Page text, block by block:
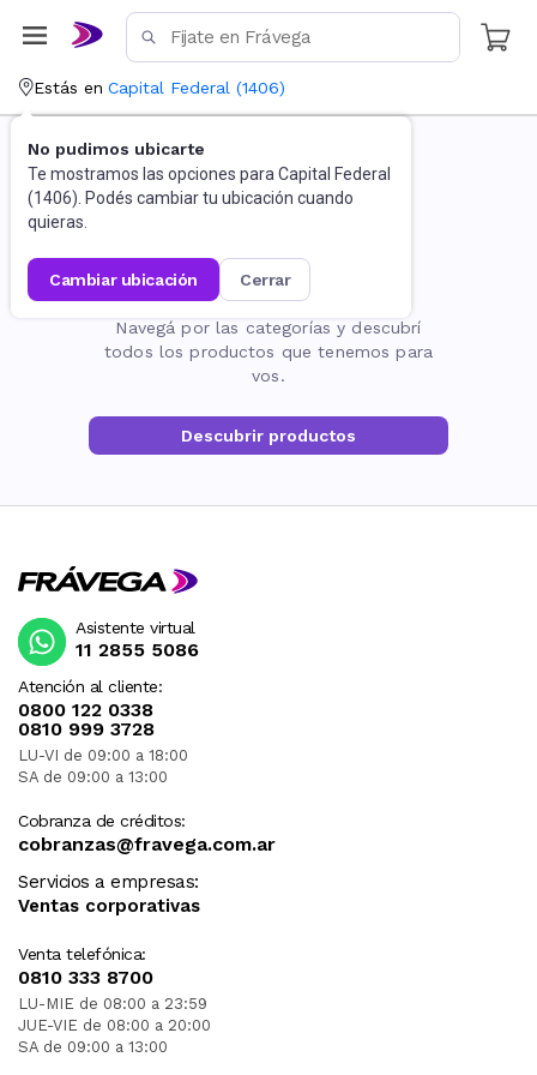
Estás en Capital Federal (1406)
No pudimos ubicarte
Te mostramos las opciones para Capital Federal
(1406). Podés cambiar tu ubicación cuando
quieras.
cambiar ubicación cerrar
La página no existe
Navegá por las categorías y descubrí
todos los productos que tenemos para
vos.
Descubrir productos
Atención al cliente:
0800 122 0338
0810 999 3728
LU-VI de 09:00 a 18:00
SA de 09:00 a 13:00
Cobranza de créditos:
cobranzas@fravega.com.ar
Servicios a empresas:
Ventas corporativas
Venta telefónica:
0810 333 8700
LU-MIE de 08:00 a 23:59
JUE-VIE de 08:00 a 20:00
SA de 09:00 a 13:00
Asistente virtual
11 2855 5086